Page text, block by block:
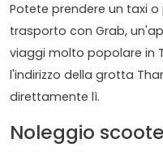
Potete prendere un taxi
trasporto con Grab,
viaggi molto popolare in
l'indirizzo della grotta
direttamente lì.
Noleggio